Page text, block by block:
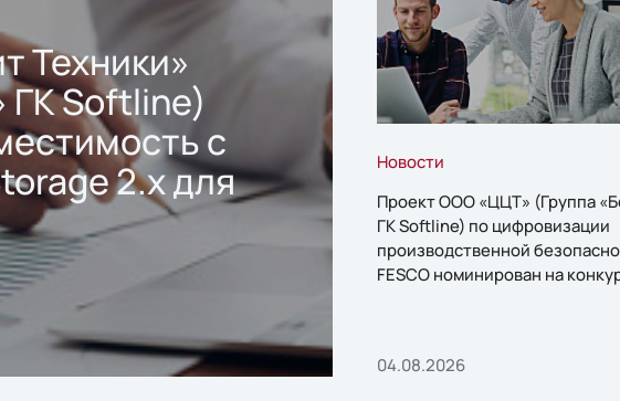
Техники»
ГК Softline)
с
2.x для
Новости
Проект ООО «ЦЦТ» (Группа
ГК Softline) по цифровизации
производственной
FESCO номинирован на
04.08.2026